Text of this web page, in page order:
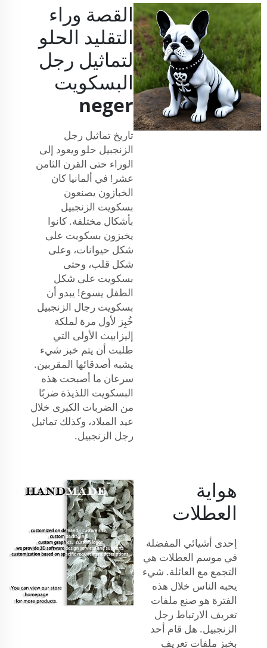
القصة وراء
التقليد الحلو
لتماثيل رجل
البسكويت
neger
تاريخ تماثيل رجل
الزنجبيل حلو ويعود إلى
الوراء حتى القرن الثامن
عشر! في ألمانيا كان
الخبازون يصنعون
بسكويت الزنجبيل
بأشكال مختلفة. كانوا
يخبزون بسكويت على
شكل حيوانات، وعلى
شكل قلب، وحتى
بسكويت على شكل
الطفل يسوع! يبدو أن
بسكويت رجال الزنجبيل
خُبِز لأول مرة لملكة
إليزابيث الأولى التي
طلبت أن يتم خبز شيء
يشبه أصدقائها المقربين.
سرعان ما أصبحت هذه
البسكويت اللذيذة ضربًا
من الضربات الكبرى خلال
عيد الميلاد، وكذلك تماثيل
رجل الزنجبيل.
هواية
العطلات
إحدى أشيائي المفضلة
في موسم العطلات هي
التجمع مع العائلة. شيء
يحبه الناس خلال هذه
الفترة هو صنع ملفات
تعريف الارتباط رجل
الزنجبيل. هل قام أحد
بخبز ملفات تعريف